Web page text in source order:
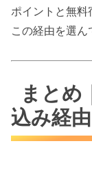
ポイントと無料
この経由を選ん
まとめ
込み経